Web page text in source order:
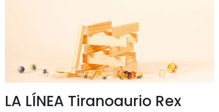
LA LÍNEA Tiranoaurio Rex